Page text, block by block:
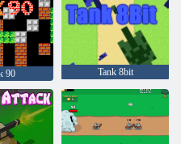
90 Tank 8bit